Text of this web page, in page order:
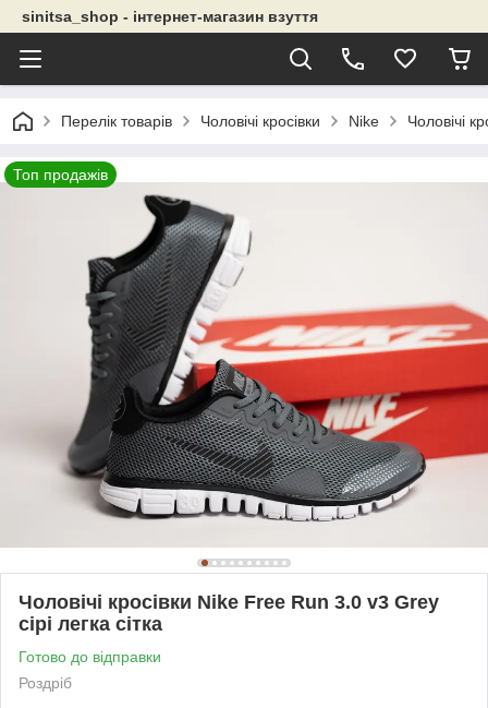
sinitsa_shop - інтернет-магазин взуття
Перелік товарів Чоловічі кросівки Nike Чоловічі
Топ продажів
Чоловічі кросівки Nike Free Run 3.0 v3 Grey
сірі легка сітка
Готово до відправки
Роздріб